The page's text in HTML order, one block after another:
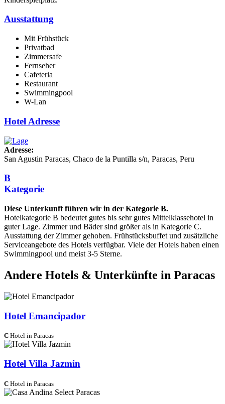
Ausstattung
Mit Frühstück
Privatbad
Zimmersafe
Fernseher
Cafeteria
Restaurant
Swimmingpool
W-Lan
Hotel Adresse
Adresse:
San Agustin Paracas, Chaco de la Puntilla s/n, Paracas, Peru
B
Kategorie
Diese Unterkunft führen wir in der Kategorie B.
Hotelkategorie B bedeutet gutes bis sehr gutes Mittelklassehotel in
guter Lage. Zimmer und Bäder sind größer als in Kategorie C.
Ausstattung der Zimmer gehoben. Frühstücksbuffet und zusätzliche
Serviceangebote des Hotels verfügbar. Viele der Hotels haben einen
Swimmingpool und meist 3-5 Sterne.
Andere Hotels & Unterkünfte in Paracas
Hotel Emancipador
C Hotel in Paracas
Hotel Villa Jazmin
C Hotel in Paracas